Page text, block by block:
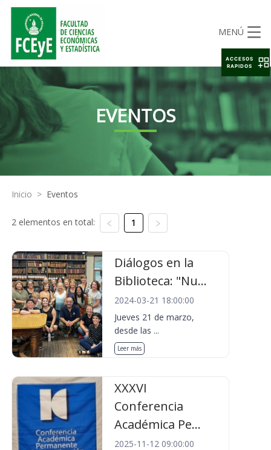
MENÚ
EVENTOS
Inicio > Eventos
2 elementos en total: 1
Diálogos en la
Biblioteca: "Nu...
2024-03-21 18:00:00
Jueves 21 de marzo,
desde las ...
Leer más
XXXVI
Conferencia
Académica Pe...
2025-11-12 09:00:00
ACCESOS
RAPIDOS